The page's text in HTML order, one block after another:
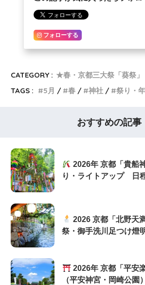
フォローする
CATEGORY : ★春・京都三大祭「葵祭」
TAGS :
5月 春 神社 祭り・
おすすめの記事
2026年 京都「貴船
り・ライトアップ 日
2026 京都「北野天
祭・御手洗川足つけ燈
2026年 京都「平安
（平安神宮・岡崎公